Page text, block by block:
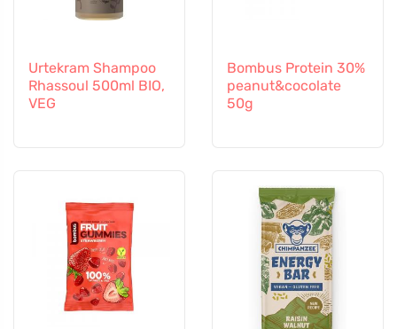
Urtekram Shampoo
Rhassoul 500ml BIO,
VEG
Bombus Protein 30%
peanut&cocolate
50g